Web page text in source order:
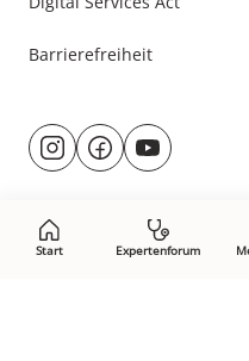
Start Expertenforum
Barrierefreiheit
Besuche
uns@rund.ums.baby
facebook.com/